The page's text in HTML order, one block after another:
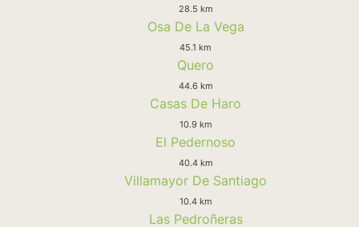
28.5 km
Osa De La Vega
45.1 km
Quero
44.6 km
Casas De Haro
10.9 km
El Pedernoso
40.4 km
Villamayor De Santiago
10.4 km
Las Pedroñeras